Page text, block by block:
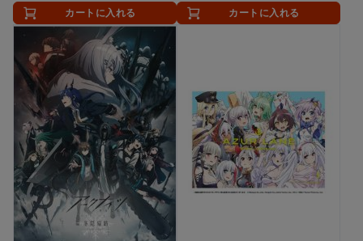
カートに入れる
カートに入れる